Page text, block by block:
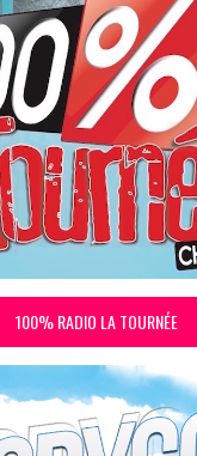
100% RADIO LA TOURNÉE